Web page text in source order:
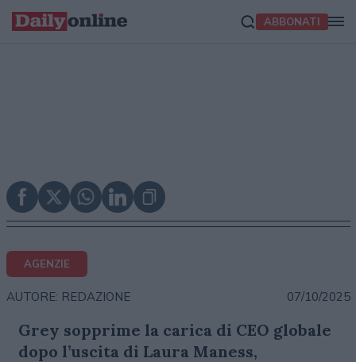
ABBONATI
AGENZIE
AUTORE: REDAZIONE 07/10/2025
Grey sopprime la carica di CEO globale
dopo l’uscita di Laura Maness,